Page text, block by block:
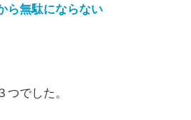
ら無駄にならない
でした。